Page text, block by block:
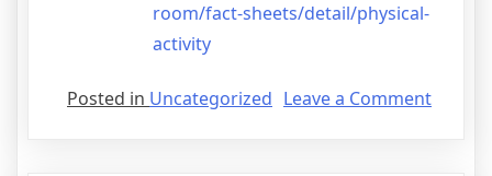
room/fact-sheets/detail/physical-
activity
Posted in Uncategorized Leave a Comment